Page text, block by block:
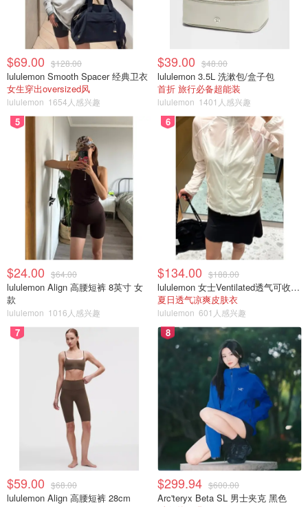
加拿大除加拿大以外的全球投资最佳ETF亚军
XEF是VIU的另一个替代选择，该ETF更偏重于金融股，可
能对投资者更具吸引力。
XEF 在欧洲、亚洲和澳大利亚持有 2,600 多只股票，可能
会带来市场波动所需的多样化。
以下是其前三大持股：
诺和诺德
雀巢公司
ASML Holding NV
加拿大最佳加拿大债券ETF
作为富时加拿大综合债券指数（FTSE Canada Universe
Bond Index）的影子基金，
ZAG值得一提，它是 VAB 的替
代基金。
现在我喜欢它的每股价格。该 ETF 应能以类似的收益模仿
VAB，但价格几乎只有 VAB 的一半。
最重要的是，它来自加拿大的一家大银行--BMO。
如何投资ETF
在加拿大投资ETF有3种主要方式：
开设网上经纪商账户并为其注资，然后直接购买ETF。
$69.00 $128.00
lululemon Smooth Spacer 经典卫衣
女生穿出oversized风
lululemon 1654人感兴趣
$39.00 $48.00
lululemon 3.5L 洗漱包/盒子包
首折 旅行必备超能装
lululemon 1401人感兴趣
5
$24.00 $64.00
lululemon Align 高腰短裤 8英寸 女
款
lululemon 1016人感兴趣
6
$134.00 $188.00
lululemon 女士Ventilated透气可收纳跑步夹克
夏日透气凉爽皮肤衣
lululemon 601人感兴趣
7
$59.00 $68.00
lululemon Align 高腰短裤 28cm
8
$299.94 $600.00
Arc'teryx Beta SL 男士夹克 黑色